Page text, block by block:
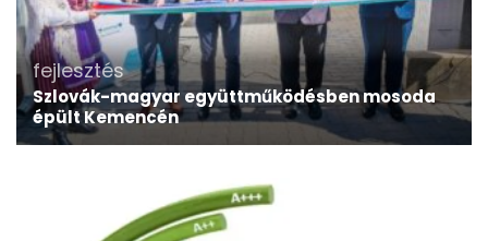
fejlesztés
Szlovák-magyar együttműködésben mosoda
épült Kemencén